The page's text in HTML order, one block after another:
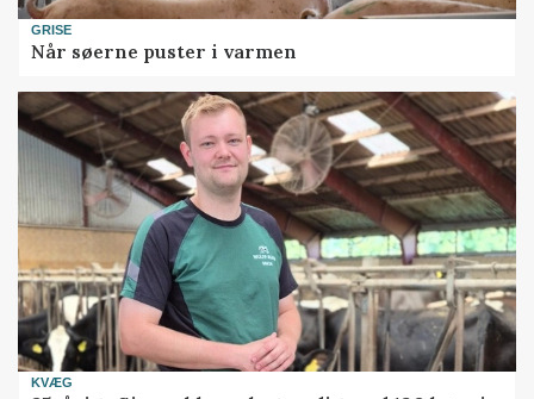
GRISE
Når søerne puster i varmen
KVÆG